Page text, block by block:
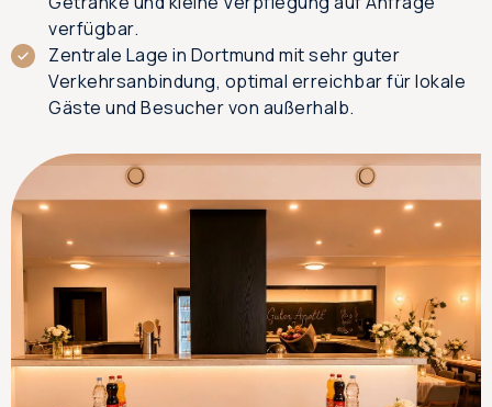
verfügbar.
Zentrale Lage in Dortmund mit sehr guter
Verkehrsanbindung, optimal erreichbar für lokale
Gäste und Besucher von außerhalb.